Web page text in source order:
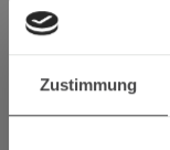
Zustimmung
Was bedeuten
aufgewachsen
Musikfestival in